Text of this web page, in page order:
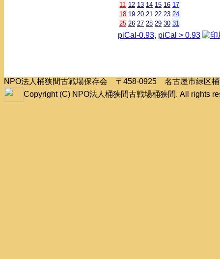
11 12 13 14 15 16 17
18 19 20 21 22 23 24
25 26 27 28 29 30 31
piCal-0.93, piCal > 0.93
NPO法人桶狭間古戦場保存会 〒458-0925 名古屋市緑区
Copyright (C) NPO法人桶狭間古戦場桶狭間. All rights